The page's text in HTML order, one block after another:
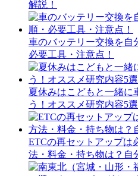
解説！
車のバッテリー交換を自
必要工具・注意点！
夏休みはこどもと一緒に
う！オススメ研究内容5
ETCの再セットアップは
法・料金・持ち物は？自